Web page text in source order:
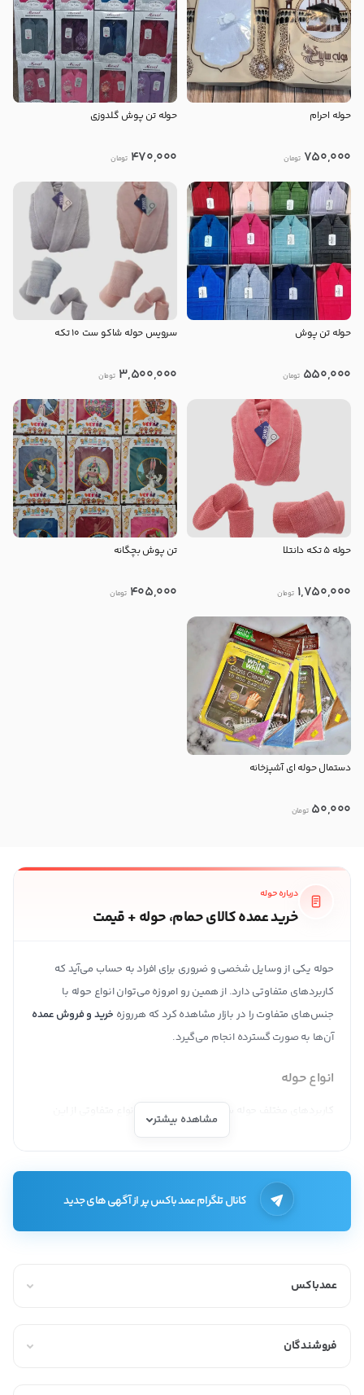
حوله احرام
750,000 تومان
حوله تن پوش گلدوزی
470,000 تومان
حوله تن پوش
550,000 تومان
سرویس حوله شاکو ست 10 تکه
3,500,000 تومان
حوله ۵ تكه دانتلا
1,750,000 تومان
تن‌ پوش بچگانه
405,000 تومان
دستمال حوله ای آشپزخانه
50,000 تومان
درباره حوله
خرید عمده کالای حمام، حوله + قیمت
حوله یکی از وسایل شخصی و ضروری برای افراد به حساب می‌آید که
کاربردهای متفاوتی دارد. از همین رو امروزه می‌توان انواع حوله با
جنس‌های متفاوت را در بازار مشاهده کرد که هرروزه خرید و فروش عمده
آن‌ها به صورت گسترده انجام می‌گیرد.
انواع حوله
کاربردهای مختلف حوله سبب شده است امروزه انواع متفاوتی از این
محصول را در بازار ببینیم. برخی از انواع حوله براساس کاربرد عبارت‌اند از:
حوله آشپزخانه
حوله دست و صورت
حوله پالتویی (تن پوش)
حوله یکبار مصرف
مشاهده بیشتر
کانال تلگرام عمد باکس پر از آگهی های جدید
عمدباکس
فروشندگان